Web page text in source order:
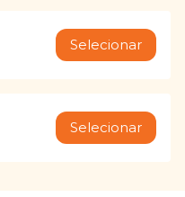
Selecionar
Selecionar